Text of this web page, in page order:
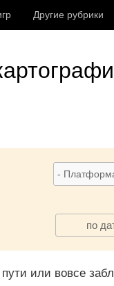
Другие рубрики
по
или вовсе